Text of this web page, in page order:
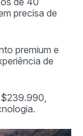
precisa de
premium e
de